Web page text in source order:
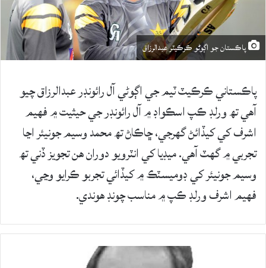
پاڪستان جو اڳوڻو ڪرڪيٽر عبدالرزاق
پاڪستاني ڪرڪيٽ ٽيم جي اڳوڻي آل رائونڊر عبدالرزاق چيو
آهي تھ ورلڊ ڪپ اسڪواڊ ۾ آل رائونڊر جي حيثيت ۾ فهيم
اشرف کي کيڏائڻ گهرجي، ڇاڪاڻ تھ محمد وسيم جونيئر اڃا
تجربي ۾ گهٽ آهي. ميڊيا کي انٽرويو دوران هن تجويز ڏني تھ
وسيم جونيئر کي ڊوميسٽڪ ۾ کيڏائي تجربو ڪرايو وڃي،
فهيم اشرف ورلڊ ڪپ ۾ مناسب چونڊ هوندي.